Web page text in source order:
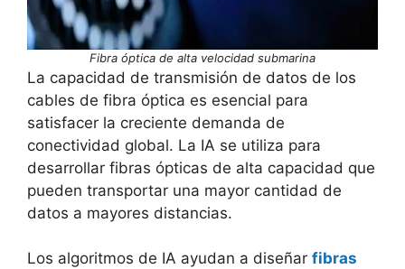
Fibra óptica de alta velocidad submarina
La capacidad de transmisión de datos de los
cables de fibra óptica es esencial para
satisfacer la creciente demanda de
conectividad global. La IA se utiliza para
desarrollar fibras ópticas de alta capacidad que
pueden transportar una mayor cantidad de
datos a mayores distancias.
Los algoritmos de IA ayudan a diseñar fibras